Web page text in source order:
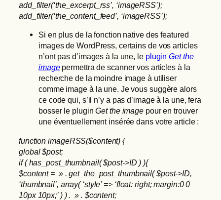
add_filter(‘the_excerpt_rss’, ‘imageRSS’);
add_filter(‘the_content_feed’, ‘imageRSS’);
Si en plus de la fonction native des featured
images de WordPress, certains de vos articles
n’ont pas d’images à la une, le pluginGet the
imagepermettra de scanner vos articles à la
recherche de la moindre image à utiliser
comme image à la une. Je vous suggère alors
ce code qui, s’il n’y a pas d’image à la une, fera
bosser le pluginGet the image pour en trouver
une éventuellement insérée dans votre article :
function imageRSS($content) {
global $post;
if ( has_post_thumbnail( $post->ID ) ){
$content = » . get_the_post_thumbnail( $post->ID,
‘thumbnail’, array( ‘style’ => ‘float: right; margin:0 0
10px 10px;’ ) ) . » . $content;